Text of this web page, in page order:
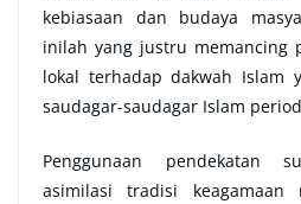
kebiasaan dan budaya
inilah yang justru memancing
lokal terhadap dakwah Islam
saudagar-saudagar Islam
Penggunaan pendekatan
asimilasi tradisi keagamaan